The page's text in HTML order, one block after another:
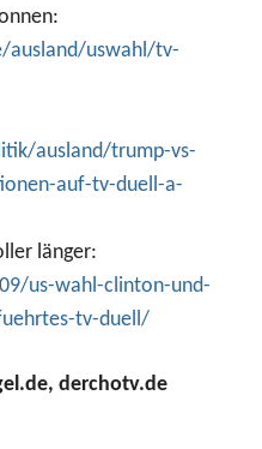
ausland/uswahl/tv-
ausland/trump-vs-
auf-tv-duell-a-
länger:
us-wahl-clinton-und-
tv-duell/
derchotv.de